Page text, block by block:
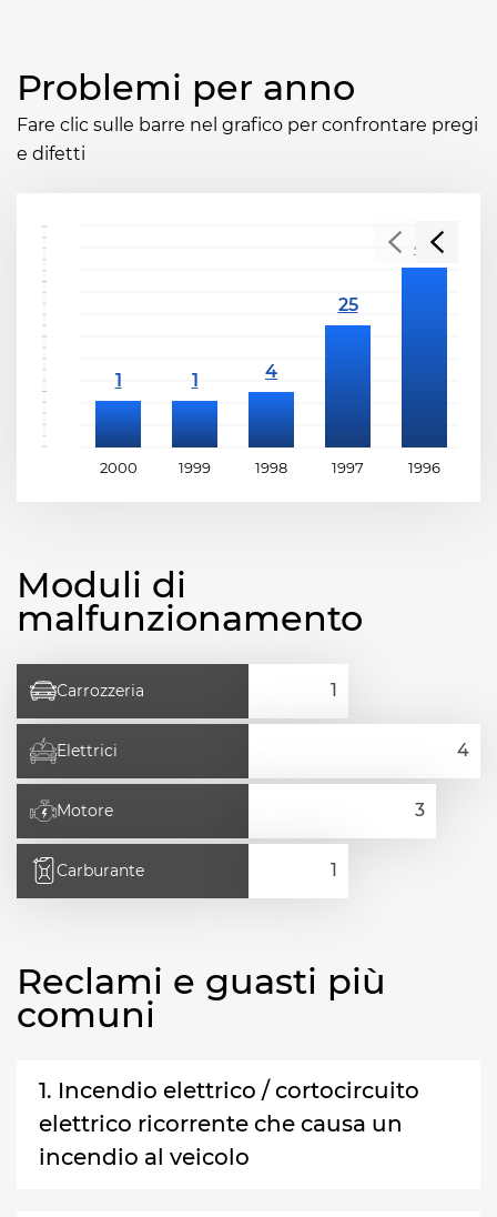
Problemi per anno
Fare clic sulle barre nel grafico per confrontare pregi
e difetti
2000 1999 1998 1997 1996
Moduli di
malfunzionamento
Carrozzeria
Elettrici
Motore
Carburante
Reclami e guasti più
comuni
1. Incendio elettrico / cortocircuito
elettrico ricorrente che causa un
incendio al veicolo